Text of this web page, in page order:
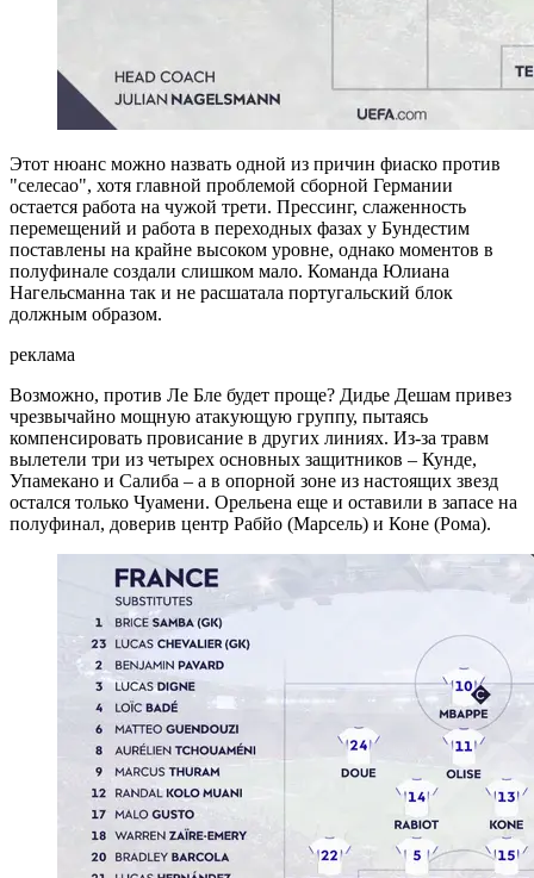
Этот нюанс можно назвать одной из причин фиаско против
"селесао", хотя главной проблемой сборной Германии
остается работа на чужой трети. Прессинг, слаженность
перемещений и работа в переходных фазах у Бундестим
поставлены на крайне высоком уровне, однако моментов в
полуфинале создали слишком мало. Команда Юлиана
Нагельсманна так и не расшатала португальский блок
должным образом.
реклама
Возможно, против Ле Бле будет проще? Дидье Дешам привез
чрезвычайно мощную атакующую группу, пытаясь
компенсировать провисание в других линиях. Из-за травм
вылетели три из четырех основных защитников – Кунде,
Упамекано и Салиба – а в опорной зоне из настоящих звезд
остался только Чуамени. Орельена еще и оставили в запасе на
полуфинал, доверив центр Рабйо (Марсель) и Коне (Рома).